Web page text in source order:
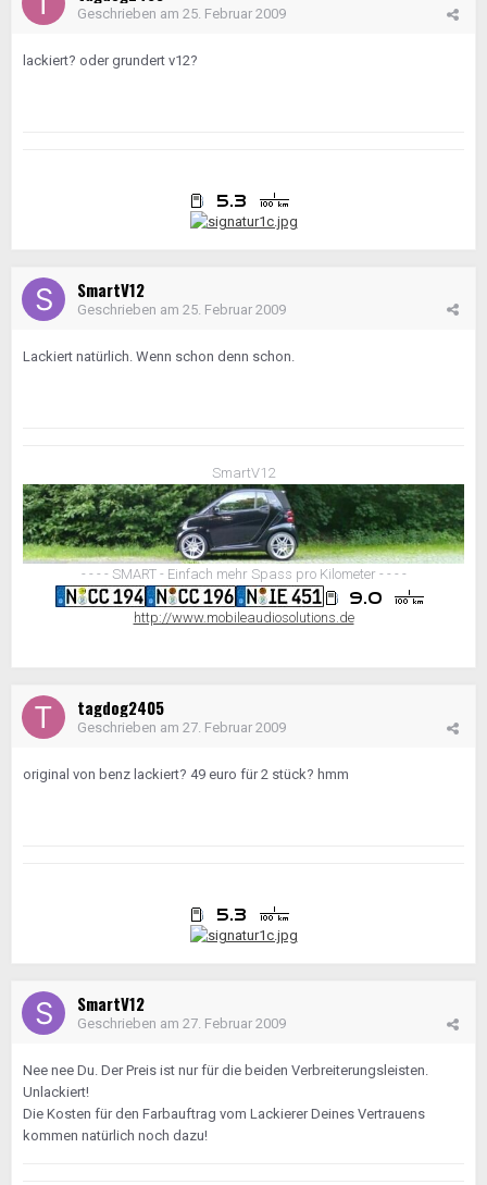
Geschrieben am 25. Februar 2009
lackiert? oder grundert v12?
SmartV12
Geschrieben am 25. Februar 2009
Lackiert natürlich. Wenn schon denn schon.
SmartV12
- - - - SMART - Einfach mehr Spass pro Kilometer - - - -
http://www.mobileaudiosolutions.de
tagdog2405
Geschrieben am 27. Februar 2009
original von benz lackiert? 49 euro für 2 stück? hmm
SmartV12
Geschrieben am 27. Februar 2009
Nee nee Du. Der Preis ist nur für die beiden Verbreiterungsleisten.
Unlackiert!
Die Kosten für den Farbauftrag vom Lackierer Deines Vertrauens
kommen natürlich noch dazu!